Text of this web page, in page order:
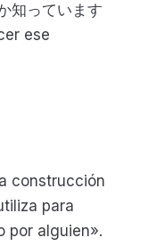
知っています
ese
construcción
para
por alguien».